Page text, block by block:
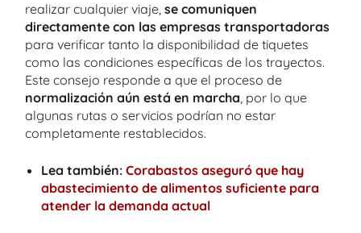
realizar cualquier viaje, se comuniquen
directamente con las empresas transportadoras
para verificar tanto la disponibilidad de tiquetes
como las condiciones específicas de los trayectos.
Este consejo responde a que el proceso de
normalización aún está en marcha , por lo que
algunas rutas o servicios podrían no estar
completamente restablecidos.
Lea también: Corabastos aseguró que hay
abastecimiento de alimentos suficiente para
atender la demanda actual